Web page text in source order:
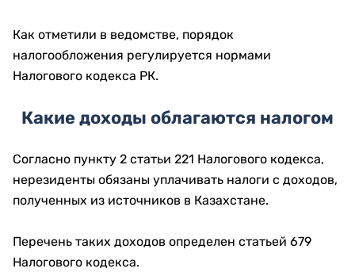
Как отметили в ведомстве, порядок
налогообложения регулируется нормами
Налогового кодекса РК.
Какие доходы облагаются налогом
Согласно пункту 2 статьи 221 Налогового кодекса,
нерезиденты обязаны уплачивать налоги с доходов,
полученных из источников в Казахстане.
Перечень таких доходов определен статьей 679
Налогового кодекса.